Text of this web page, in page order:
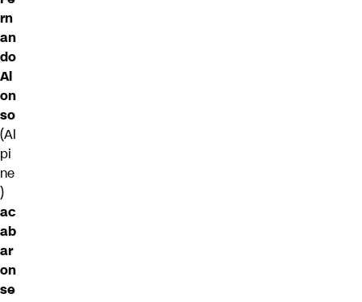
rn
an
do
Al
on
so
(Al
pi
ne
)
ac
ab
ar
on
se